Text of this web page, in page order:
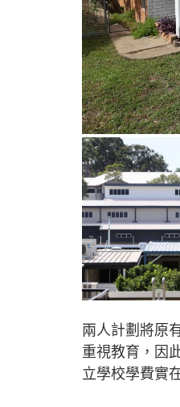
兩人計劃將原
重視教育，因
立學校學費實